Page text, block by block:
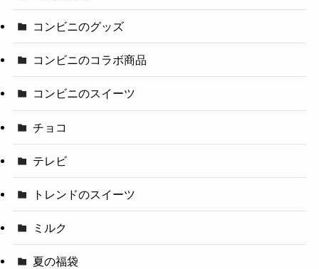
コンビニのグッズ
コンビニのコラボ商品
コンビニのスイーツ
チョコ
テレビ
トレンドのスイーツ
ミルク
夏の福袋